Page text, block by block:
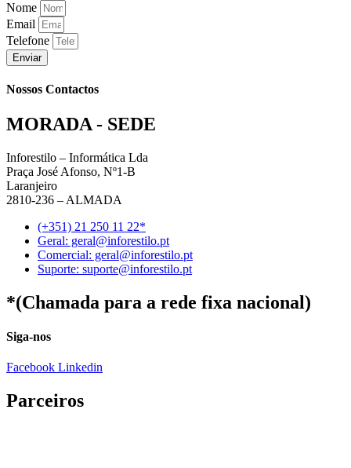
Nome
Email
Telefone
Enviar
Nossos Contactos
MORADA - SEDE
Inforestilo – Informática Lda
Praça José Afonso, Nº1-B
Laranjeiro
2810-236 – ALMADA
(+351) 21 250 11 22*
Geral: geral@inforestilo.pt
Comercial: geral@inforestilo.pt
Suporte: suporte@inforestilo.pt
*(Chamada para a rede fixa nacional)
Siga-nos
Facebook Linkedin
Parceiros